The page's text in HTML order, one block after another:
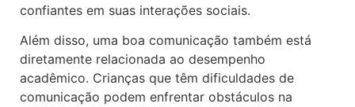
confiantes em suas interações sociais.
Além disso, uma boa comunicação também está
diretamente relacionada ao desempenho
acadêmico. Crianças que têm dificuldades de
comunicação podem enfrentar obstáculos na